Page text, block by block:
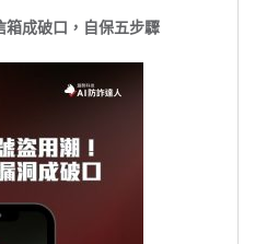
成破口，自保五步驟